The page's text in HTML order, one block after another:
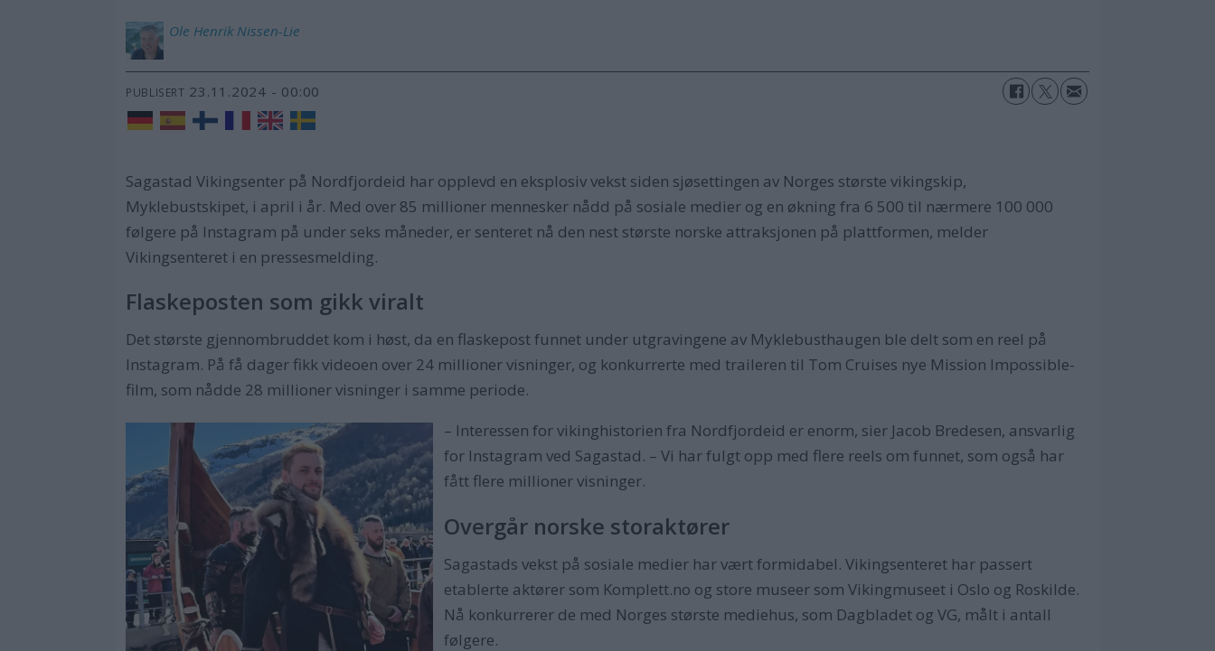
Ole Henrik Nissen-Lie
PUBLISERT 23.11.2024 - 00:00
Sagastad Vikingsenter på Nordfjordeid har opplevd en eksplosiv vekst siden sjøsettingen av Norges største vikingskip,
Myklebustskipet, i april i år. Med over 85 millioner mennesker nådd på sosiale medier og en økning fra 6 500 til nærmere 100 000
følgere på Instagram på under seks måneder, er senteret nå den nest største norske attraksjonen på plattformen, melder
Vikingsenteret i en pressesmelding.
Flaskeposten som gikk viralt
Det største gjennombruddet kom i høst, da en flaskepost funnet under utgravingene av Myklebusthaugen ble delt som en reel på
Instagram. På få dager fikk videoen over 24 millioner visninger, og konkurrerte med traileren til Tom Cruises nye Mission Impossible-
film, som nådde 28 millioner visninger i samme periode.
– Interessen for vikinghistorien fra Nordfjordeid er enorm, sier Jacob Bredesen, ansvarlig
for Instagram ved Sagastad. – Vi har fulgt opp med flere reels om funnet, som også har
fått flere millioner visninger.
Overgår norske storaktører
Sagastads vekst på sosiale medier har vært formidabel. Vikingsenteret har passert
etablerte aktører som Komplett.no og store museer som Vikingmuseet i Oslo og Roskilde.
Nå konkurrerer de med Norges største mediehus, som Dagbladet og VG, målt i antall
følgere.